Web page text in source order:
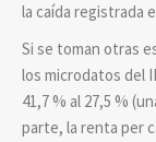
la caída registrada
Si se toman otras
los microdatos del
41,7 % al 27,5 %
parte, la renta per